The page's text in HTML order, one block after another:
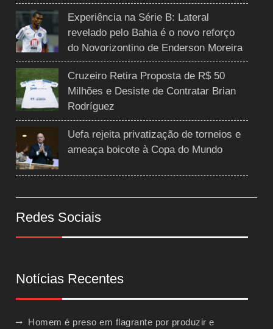
Experiência na Série B: Lateral
revelado pelo Bahia é o novo reforço
do Novorizontino de Enderson Moreira
Cruzeiro Retira Proposta de R$ 50
Milhões e Desiste de Contratar Brian
Rodríguez
Uefa rejeita privatização de torneios e
ameaça boicote à Copa do Mundo
Redes Sociais
Notícias Recentes
Homem é preso em flagrante por produzir e